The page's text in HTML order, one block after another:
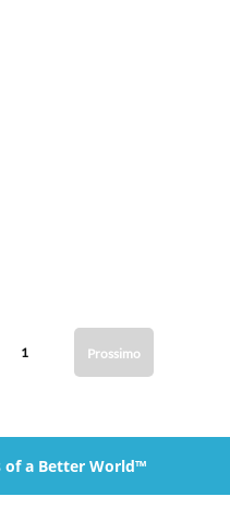
1 Prossimo
of a Better World™